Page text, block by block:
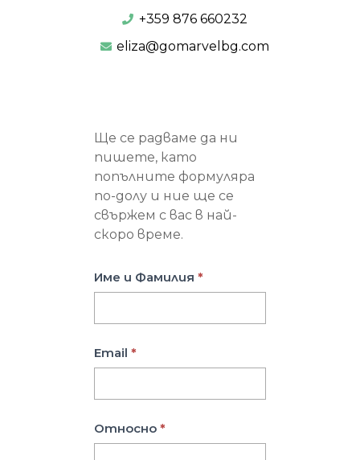
+359 876 660232
eliza@gomarvelbg.com
Контакти
Ще се радваме да ни
пишете, като
попълните формуляра
по-долу и ние ще се
свържем с вас в най-
скоро време.
Име и Фамилия *
Email *
Относно *